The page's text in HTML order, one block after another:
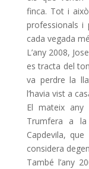
finca. Tot i
professionals i
cada vegada
L’any 2008,
es tracta del
va perdre la
l’havia vist a
El mateix
Trumfera a
Capdevila,
considera
També l’any